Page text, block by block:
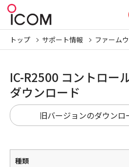
トップ サポート情報 ファーム
IC-R2500 コントロー
ダウンロード
旧バージョンのダウンロ
種類